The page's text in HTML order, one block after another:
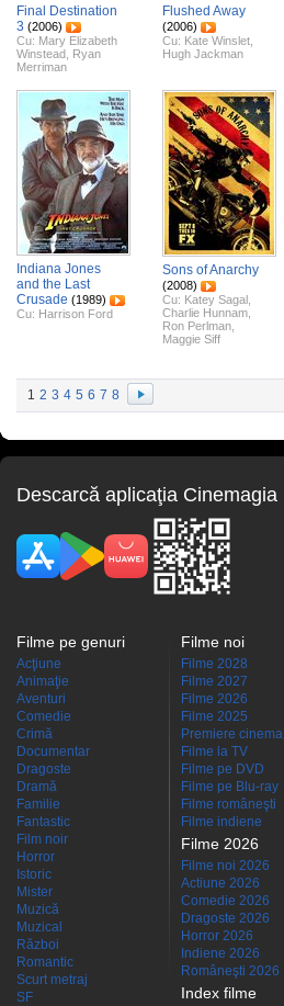
Final Destination
3 (2006)
Cu: Mary Elizabeth
Winstead Ryan
Merriman
Flushed Away
(2006)
Cu: Kate Winslet
Hugh Jackman
Indiana Jones
and the Last
Crusade (1989)
Cu: Harrison Ford
Sons of Anarchy
(2008)
Cu: Katey Sagal
Charlie Hunnam
Ron Perlman
Maggie Siff
1 2 3 4 5 6 7 8
Descarcă aplicaţia Cinemagia
Filme pe genuri
Acţiune
Animaţie
Aventuri
Comedie
Crimă
Documentar
Dragoste
Dramă
Familie
Fantastic
Film noir
Horror
Istoric
Mister
Muzică
Muzical
Război
Romantic
Scurt metraj
SF
Filme noi
Filme 2028
Filme 2027
Filme 2026
Filme 2025
Premiere cinema
Filme la TV
Filme pe DVD
Filme pe Blu-ray
Filme româneşti
Filme indiene
Filme 2026
Filme noi 2026
Actiune 2026
Comedie 2026
Dragoste 2026
Horror 2026
Indiene 2026
Româneşti 2026
Index filme